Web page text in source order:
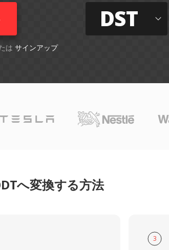
は サインアップ
DST
へ変換する方法
3